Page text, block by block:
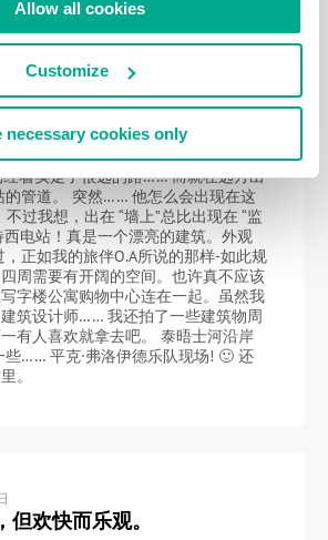
Allow all cookies
Customize
necessary cookies only
感伤, 不过我们毫不气馁！让腿动起
！ 泰晤士河和议会。我们沿着河边
渐退出人们的视线。如果仔细看，电
一棵树。 连树枝都冒出了亭顶。 自
“有关时间旅行的热门问题”。电影里那
普通而且小一些。但不知为何我感觉
经着实走了很远的路…… 而就在远方出
的管道。 突然…… 他怎么会出现在这
过我想，出在 “墙上”总比出现在 “监
电站！真是一个漂亮的建筑。外观
正如我的旅伴O.A所说的那样-如此规
周需要有开阔的空间。也许真不应该
字楼公寓购物中心连在一起。虽然我
筑设计师…… 我还拍了一些建筑物周
有人喜欢就拿去吧。 泰晤士河沿岸
些…… 平克·弗洛伊德乐队现场! 🙂 还
。
欢快而乐观。